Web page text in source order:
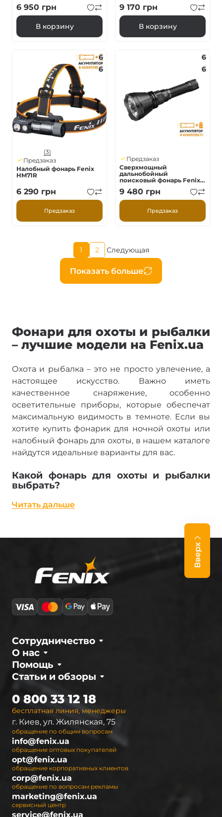
6 950 грн
В корзину
9 170 грн
В корзину
6
6
(3)
Предзаказ
Налобный фонарь Fenix
HM71R
6 290 грн
Предзаказ
6
6
Предзаказ
Сверхмощный
дальнобойный
поисковый фонарь Fenix
HT18R v.2.0, 3700 лм 1100м
9 480 грн
Предзаказ
Нумерация
страниц
Показать больше
Текущая
страница
1
Страница
2
Следующая
страница
Следующая
Фонари для охоты и рыбалки
– лучшие модели на Fenix.ua
Охота и рыбалка – это не просто увлечение, а
настоящее искусство. Важно иметь
качественное снаряжение, особенно
осветительные приборы, которые обеспечат
максимальную видимость в темноте. Если вы
хотите купить фонарик для ночной охоты или
налобный фонарь для охоты, в нашем каталоге
найдутся идеальные варианты для вас.
Какой фонарь для охоты и рыбалки
выбрать?
Выбор правильного фонаря зависит от
– чем мощнее
фонарь, тем дальше будет видно ночью.
Тип питания– аккумуляторные модели или
Влагозащита и ударопрочность
обязательны для использования в сложных
Режимы свечения
регулировки яркости и выбора цвета света.
НаFenix.uaвы можете купить фонарик для
рыбалки, который будет работать долго и
надежно даже в сложных условиях. Если вы
выбираете для себя рыбалку с ночевкой, вам
также может понадобиться
фонарь.
Преимущества фонарей для ночной
охоты и рыбалки
Мощное освещение для отличной
видимости в темноте.
Компактность и легкость – удобно брать с
Читать дальше
Вверх
О нас
Сотрудничество
Статьи и обзоры
Помощь
бесплатная линия, менеджеры
0 800 33 12 18
г. Киев, ул. Жилянская, 75
обращение по общим вопросам
info@fenix.ua
обращение оптовых покупателей
opt@fenix.ua
обращение корпоративных клиентов
corp@fenix.ua
обращение по вопросам рекламы
marketing@fenix.ua
сервисный центр
service@fenix.ua